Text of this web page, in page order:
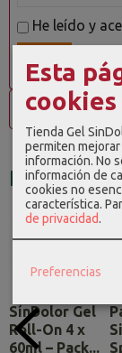
He leído y
Opiniones
Productos
-6 %
SínDolor Gel
Roll-On 4 x
60ml – Pack...
Esta
cookies
Tienda Gel
permiten
información. No
información de
cookies no
característica.
de privacidad.
Preferencias